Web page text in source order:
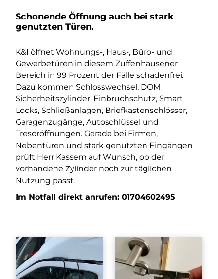
Schonende Öffnung auch bei stark
genutzten Türen.
K&I öffnet Wohnungs-, Haus-, Büro- und
Gewerbetüren in diesem Zuffenhausener
Bereich in 99 Prozent der Fälle schadenfrei.
Dazu kommen Schlosswechsel, DOM
Sicherheitszylinder, Einbruchschutz, Smart
Locks, Schließanlagen, Briefkastenschlösser,
Garagenzugänge, Autoschlüssel und
Tresoröffnungen. Gerade bei Firmen,
Nebentüren und stark genutzten Eingängen
prüft Herr Kassem auf Wunsch, ob der
vorhandene Zylinder noch zur täglichen
Nutzung passt.
Im Notfall direkt anrufen:01704602495